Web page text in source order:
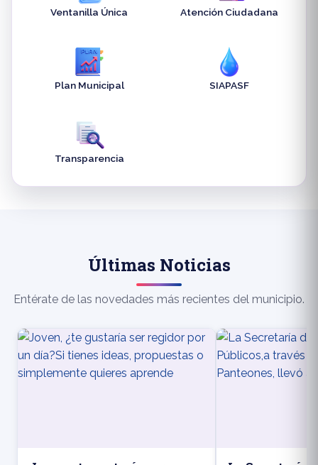
Ventanilla Única Atención Ciudadana
Plan Municipal SIAPASF
Transparencia
Últimas Noticias
Entérate de las novedades más recientes del municipio.